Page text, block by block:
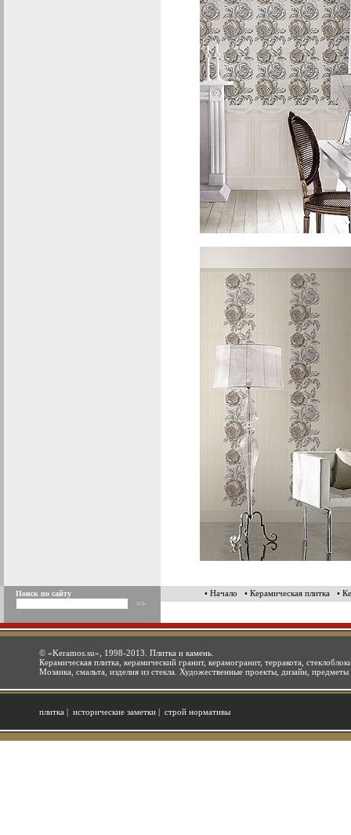
Поиск по сайту • Начало • Керамическая плитка •
© «Keramos.su» , 1998-2013. Плитка и камень.
Керамическая плитка, керамический гранит, керамогранит, терракота,
Мозаика, смальта, изделия из стекла. Художественные проекты, дизайн, предметы
плитка | исторические заметки | строй нормативы